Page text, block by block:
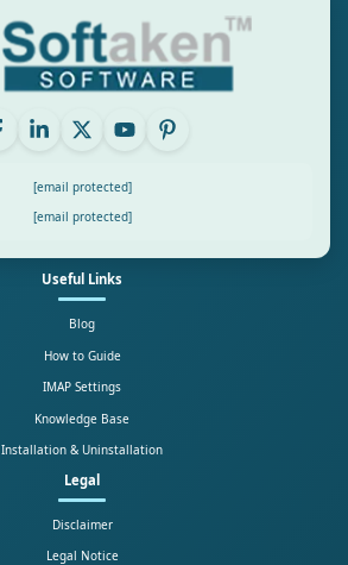
[email protected]
[email protected]
Useful Links
Blog
How to Guide
IMAP Settings
Knowledge Base
Installation & Uninstallation
Legal
Disclaimer
Legal Notice